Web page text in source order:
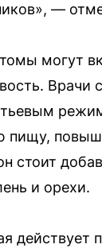
—
могут
Врачи
пищу,
стоит
и орехи.
действует